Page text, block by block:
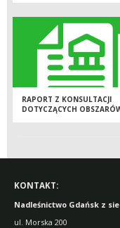
RAPORT Z KONSULTACJI
DOTYCZĄCYCH
GDAŃSKU
KONTAKT:
Nadleśnictwo Gdańsk z
ul. Morska 200